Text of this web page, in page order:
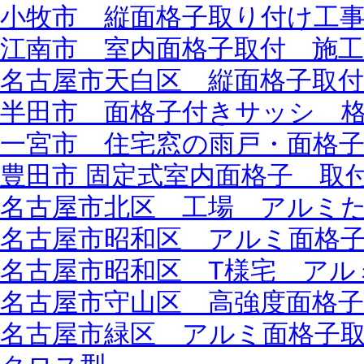
小牧市 縦面格子取り付け工
江南市 室内面格子取付 施
名古屋市天白区 縦面格子取
半田市 面格子付きサッシ 格
一宮市 住宅窓の雨戸・面格
豊田市 固定式室内面格子 取
名古屋市北区 工場 アルミ
名古屋市昭和区 アルミ面
名古屋市昭和区 T様宅 アル
名古屋市守山区 高強度面格
名古屋市緑区 アルミ面格子